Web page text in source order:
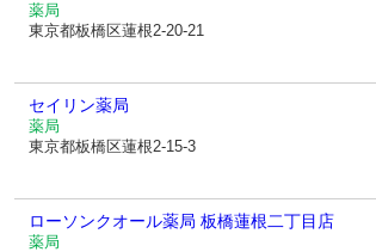
薬局
東京都板橋区蓮根2-20-21
セイリン薬局
薬局
東京都板橋区蓮根2-15-3
ローソンクオール薬局 板橋蓮根二丁目店
薬局